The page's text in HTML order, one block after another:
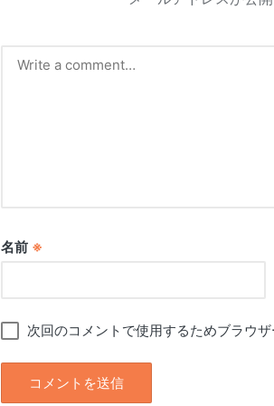
名前 ※
次回のコメントで使用するためブラウ